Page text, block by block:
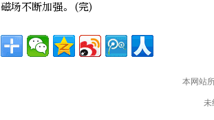
磁场不断加强。(完)
本网站
未